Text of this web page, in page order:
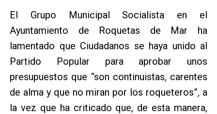
El Grupo Municipal Socialista en el
Ayuntamiento de Roquetas de Mar ha
lamentado que Ciudadanos se haya unido al
Partido Popular para aprobar unos
presupuestos que “son continuistas, carentes
de alma y que no miran por los roqueteros”, a
la vez que ha criticado que, de esta manera,